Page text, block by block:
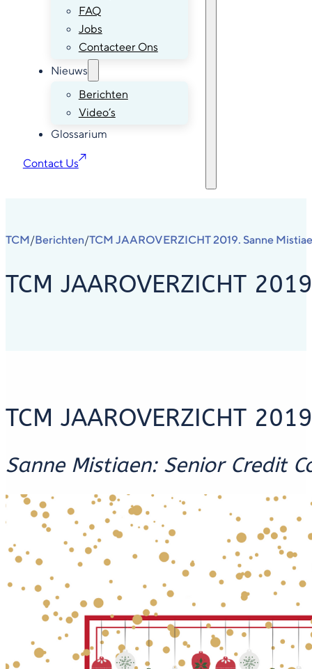
FAQ
Jobs
Contacteer Ons
Nieuws
Berichten
Video’s
Glossarium
Contact Us
TCM/Berichten/TCM JAAROVERZICHT 2019. Sanne
TCM JAAROVERZICHT
TCM JAAROVERZICHT 2019
Sanne Mistiaen: Senior Credit